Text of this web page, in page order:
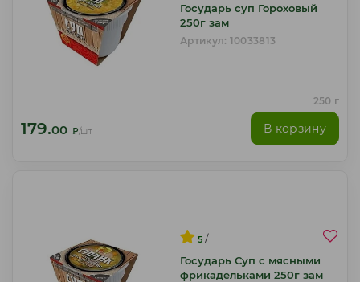
Государь суп Гороховый
250г зам
Артикул: 10033813
250 г
179.00 ₽/шт В корзину
5 /
Государь Суп с мясными
фрикадельками 250г зам